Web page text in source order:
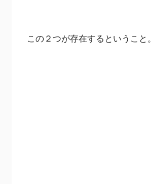
この２つが存在するということ。